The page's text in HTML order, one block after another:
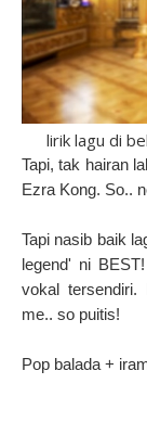
lirik lagu di
Tapi, tak hairan
Ezra Kong. So..
Tapi nasib baik
legend' ni
vokal tersendiri.
me.. so puitis!
Pop balada +